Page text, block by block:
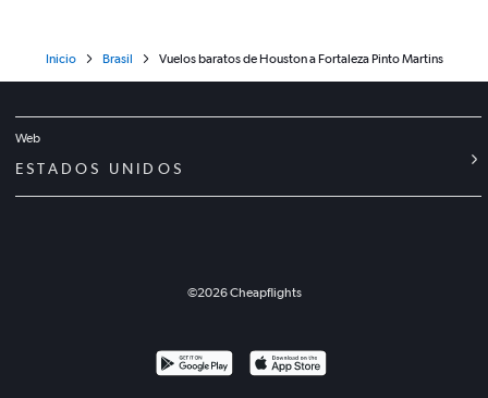
Inicio Brasil Vuelos baratos de Houston a Fortaleza Pinto Martins
Web
ESTADOS UNIDOS
©2026Cheapflights